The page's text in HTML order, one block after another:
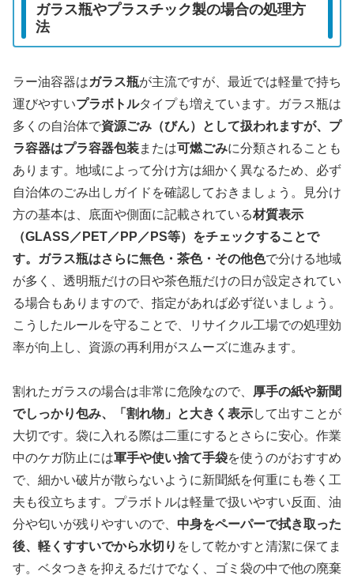
ガラス瓶やプラスチック製の場合の処理方
法
ラー油容器はガラス瓶が主流ですが、最近では軽量で持ち
運びやすいプラボトルタイプも増えています。ガラス瓶は
多くの自治体で資源ごみ（びん）
として扱われますが、プ
ラ容器はプラ容器包装または可燃ごみに分類されることも
あります。地域によって分け方は細かく異なるため、必ず
自治体のごみ出しガイドを確認しておきましょう。見分け
方の基本は、底面や側面に記載されている材質表示
（GLASS／PET／PP／PS等） をチェックすることで
す。ガラス瓶はさらに無色・茶色・その他色で分ける地域
が多く、透明瓶だけの日や茶色瓶だけの日が設定されてい
る場合もありますので、指定があれば必ず従いましょう。
こうしたルールを守ることで、リサイクル工場での処理効
率が向上し、資源の再利用がスムーズに進みます。
割れたガラスの場合は非常に危険なので、 厚手の紙や新聞
でしっかり包み、「割れ物」と大きく表示して出すことが
大切です。袋に入れる際は二重にするとさらに安心。作業
中のケガ防止には軍手や使い捨て手袋を使うのがおすすめ
で、細かい破片が散らないように新聞紙を何重にも巻く工
夫も役立ちます。プラボトルは軽量で扱いやすい反面、油
分や匂いが残りやすいので、 中身をペーパーで拭き取った
後、軽くすすいでから水切り をして乾かすと清潔に保てま
す。ベタつきを抑えるだけでなく、ゴミ袋の中で他の廃棄